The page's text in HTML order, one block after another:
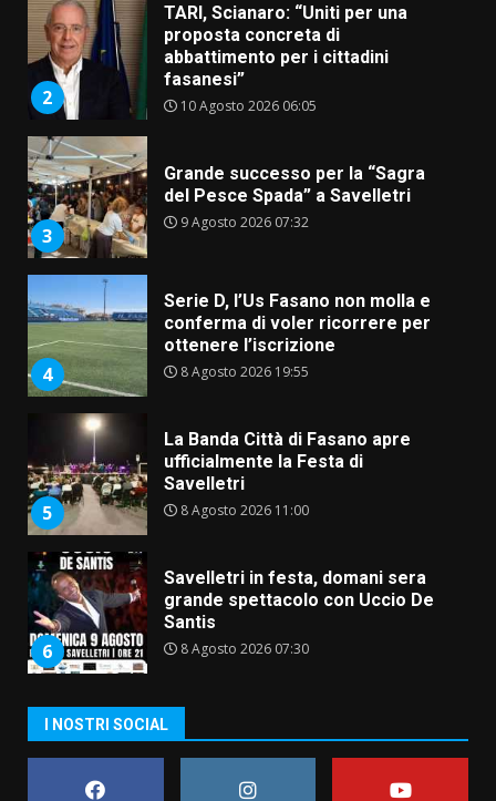
2
TARI, Scianaro: “Uniti per una
proposta concreta di
abbattimento per i cittadini
fasanesi”
10 Agosto 2026 06:05
3
Grande successo per la “Sagra
del Pesce Spada” a Savelletri
9 Agosto 2026 07:32
4
Serie D, l’Us Fasano non molla e
conferma di voler ricorrere per
ottenere l’iscrizione
8 Agosto 2026 19:55
5
La Banda Città di Fasano apre
ufficialmente la Festa di
Savelletri
8 Agosto 2026 11:00
6
Savelletri in festa, domani sera
grande spettacolo con Uccio De
Santis
8 Agosto 2026 07:30
Politiche Giovanili e Mobilità
Sostenibile: premiati gli studenti
I NOSTRI SOCIAL